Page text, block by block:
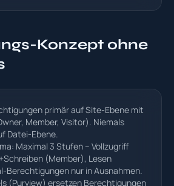
Konzept ohne
primär auf Site-Ebene mit
Member, Visitor). Niemals
Datei-Ebene.
Maximal 3 Stufen – Vollzugriff
(Member), Lesen
Berechtigungen nur in Ausnahmen.
(Purview) ersetzen Berechtigungen